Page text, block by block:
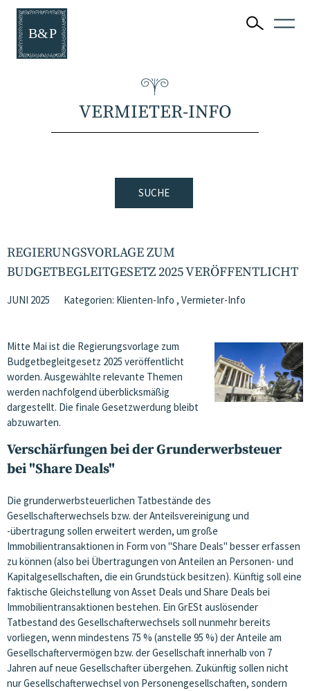
VERMIETER-INFO
SUCHE
REGIERUNGSVORLAGE ZUM
BUDGETBEGLEITGESETZ 2025 VERÖFFENTLICHT
JUNI 2025 Kategorien: Klienten-Info , Vermieter-Info
Mitte Mai ist die Regierungsvorlage zum
Budgetbegleitgesetz 2025 veröffentlicht
worden. Ausgewählte relevante Themen
werden nachfolgend überblicksmäßig
dargestellt. Die finale Gesetzwerdung bleibt
abzuwarten.
Verschärfungen bei der Grunderwerbsteuer
bei "Share Deals"
Die grunderwerbsteuerlichen Tatbestände des
Gesellschafterwechsels bzw. der Anteilsvereinigung und
-übertragung sollen erweitert werden, um große
Immobilientransaktionen in Form von "Share Deals" besser erfassen
zu können (also bei Übertragungen von Anteilen an Personen- und
Kapitalgesellschaften, die ein Grundstück besitzen). Künftig soll eine
faktische Gleichstellung von Asset Deals und Share Deals bei
Immobilientransaktionen bestehen. Ein GrESt auslösender
Tatbestand des Gesellschafterwechsels soll nunmehr bereits
vorliegen, wenn mindestens 75 % (anstelle 95 %) der Anteile am
Gesellschaftervermögen bzw. der Gesellschaft innerhalb von 7
Jahren auf neue Gesellschafter übergehen. Zukünftig sollen nicht
nur Gesellschafterwechsel von Personengesellschaften, sondern